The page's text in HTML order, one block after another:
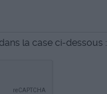
la case ci-dessous :